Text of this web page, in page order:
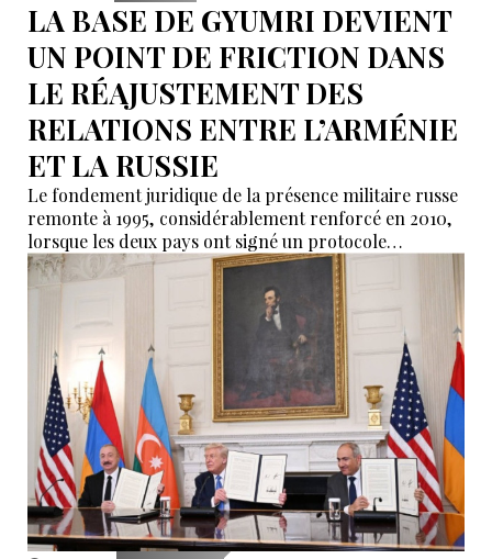
LA BASE DE GYUMRI DEVIENT
UN POINT DE FRICTION DANS
LE RÉAJUSTEMENT DES
RELATIONS ENTRE L’ARMÉNIE
ET LA RUSSIE
Le fondement juridique de la présence militaire russe
remonte à 1995, considérablement renforcé en 2010,
lorsque les deux pays ont signé un protocole
additionnel prolongeant sa validité jusqu’en 2044.